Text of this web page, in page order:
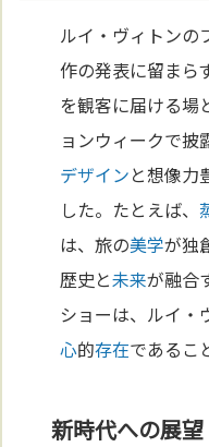
ルイ・ヴィトンの
作の発表に留まら
を観客に届ける場
ョンウィークで披
デザインと想像力
した。たとえば、
は、旅の美学が独
歴史と未来が融合
ショーは、ルイ・
心的存在であるこ
新時代への展望